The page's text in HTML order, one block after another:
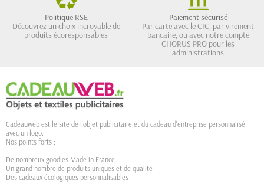
Politique RSE
Découvrez un choix incroyable de
produits écoresponsables
Paiement sécurisé
Par carte avec le CIC, par virement
bancaire, ou avec notre compte
CHORUS PRO pour les
administrations
Cadeauweb est le site de l'objet publicitaire et du cadeau d'entreprise personnalisé
avec un logo.
Nos points forts :
De nombreux goodies Made in France
Un grand nombre de produits uniques et de qualité
Des cadeaux écologiques personnalisables